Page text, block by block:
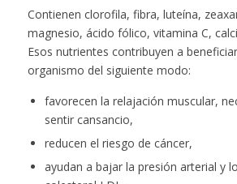
Contienen clorofila, fibra, luteína,
magnesio, ácido fólico, vitamina C,
Esos nutrientes contribuyen a
organismo del siguiente modo:
favorecen la relajación muscular,
sentir cansancio,
reducen el riesgo de cáncer,
ayudan a bajar la presión arterial y